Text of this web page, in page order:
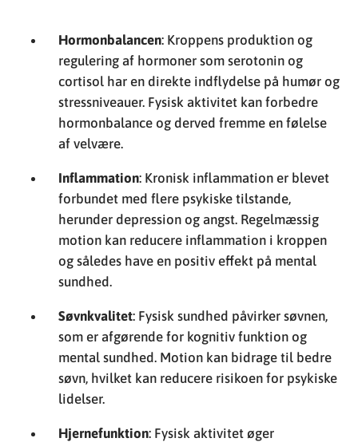
Hormonbalancen: Kroppens produktion og
regulering af hormoner som serotonin og
cortisol har en direkte indflydelse på humør og
stressniveauer. Fysisk aktivitet kan forbedre
hormonbalance og derved fremme en følelse
af velvære.
Inflammation: Kronisk inflammation er blevet
forbundet med flere psykiske tilstande,
herunder depression og angst. Regelmæssig
motion kan reducere inflammation i kroppen
og således have en positiv effekt på mental
sundhed.
Søvnkvalitet: Fysisk sundhed påvirker søvnen,
som er afgørende for kognitiv funktion og
mental sundhed. Motion kan bidrage til bedre
søvn, hvilket kan reducere risikoen for psykiske
lidelser.
Hjernefunktion: Fysisk aktivitet øger